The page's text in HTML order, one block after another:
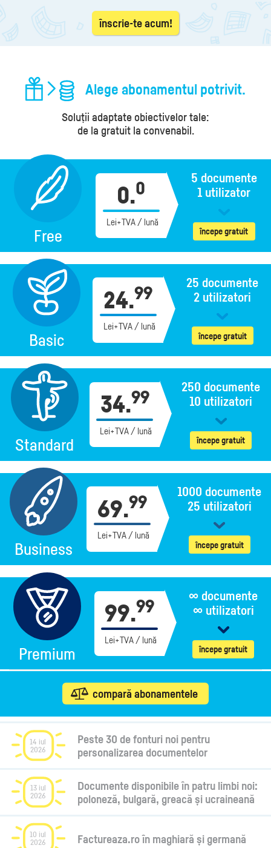
înscrie-te acum!
Alege abonamentul potrivit.
Soluții adaptate obiectivelor tale:
de la gratuit la convenabil.
Free
0.0
Lei+TVA / lună
5 documente
1 utilizator
începe gratuit
Basic
24.99
Lei+TVA / lună
25 documente
2 utilizatori
începe gratuit
Standard
34.99
Lei+TVA / lună
250 documente
10 utilizatori
începe gratuit
Business
69.99
Lei+TVA / lună
1000 documente
25 utilizatori
începe gratuit
Premium
99.99
Lei+TVA / lună
∞ documente
∞ utilizatori
începe gratuit
compară abonamentele
14 iul
2026
Peste 30 de fonturi noi pentru
personalizarea documentelor
13 iul
2026
Documente disponibile în patru limbi noi:
poloneză, bulgară, greacă și ucraineană
10 iul
2026
Factureaza.ro în maghiară și germană